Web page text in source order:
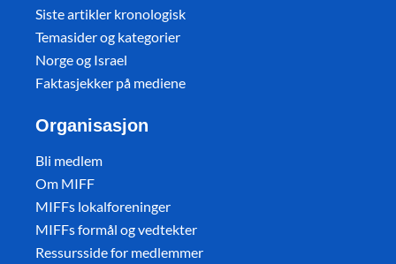
Siste artikler kronologisk
Temasider og kategorier
Norge og Israel
Faktasjekker på mediene
Organisasjon
Bli medlem
Om MIFF
MIFFs lokalforeninger
MIFFs formål og vedtekter
Ressursside for medlemmer